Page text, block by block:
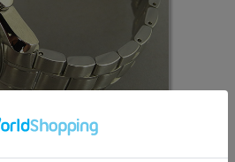
6[別窓で拡大 ]